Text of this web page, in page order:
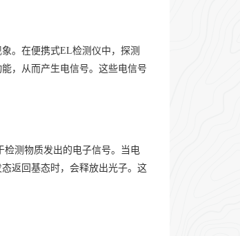
。在便携式EL检测仪中，探测
，从而产生电信号。这些电信号
检测物质发出的电子信号。当电
返回基态时，会释放出光子。这